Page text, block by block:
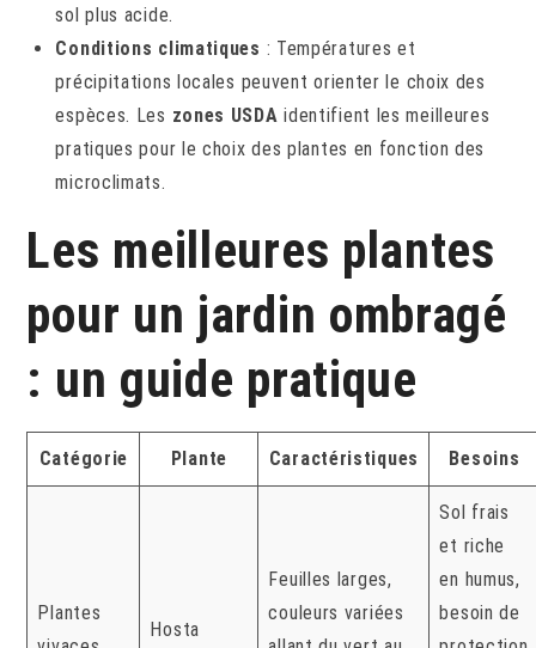
sol plus acide.
Conditions climatiques : Températures et
précipitations locales peuvent orienter le choix des
espèces. Les zones USDA identifient les meilleures
pratiques pour le choix des plantes en fonction des
microclimats.
Les meilleures plantes
pour un jardin ombragé
: un guide pratique
Catégorie Plante Caractéristiques Besoins
Plantes
Hosta
Feuilles larges,
couleurs variées
Sol frais
et riche
en humus,
besoin de